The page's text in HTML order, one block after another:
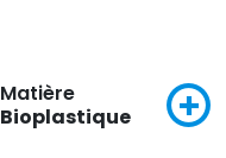
Matière
Bioplastique